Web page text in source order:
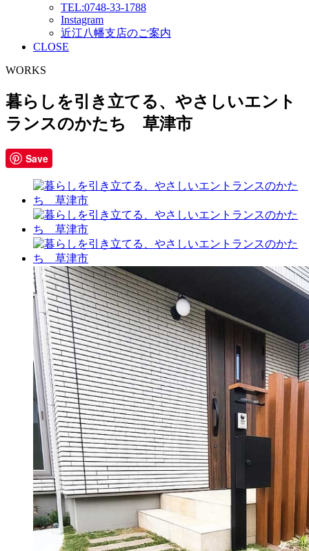
TEL:0748-33-1788
Instagram
近江八幡支店のご案内
CLOSE
WORKS
暮らしを引き立てる、やさしいエント
ランスのかたち 草津市
Save